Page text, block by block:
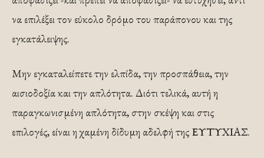
να επιλέξει τον εύκολο δρόμο του παράπονου και της
εγκατάλειψης.
Μην εγκαταλείπετε την ελπίδα, την προσπάθεια, την
αισιοδοξία και την απλότητα. Διότι τελικά, αυτή η
παραγκωνισμένη απλότητα, στην σκέψη και στις
επιλογές, είναι η χαμένη δίδυμη αδελφή της ΕΥΤΥΧΙΑΣ.